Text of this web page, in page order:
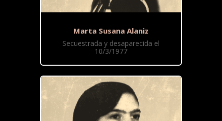
Marta Susana Alaniz
Secuestrada y desaparecida el
10/3/1977